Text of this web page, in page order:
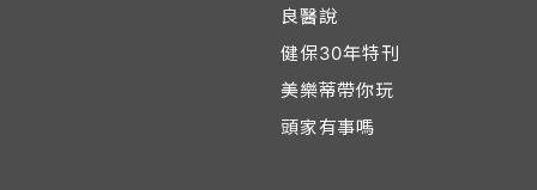
良醫說
健保30年特刊
美樂蒂帶你玩
頭家有事嗎